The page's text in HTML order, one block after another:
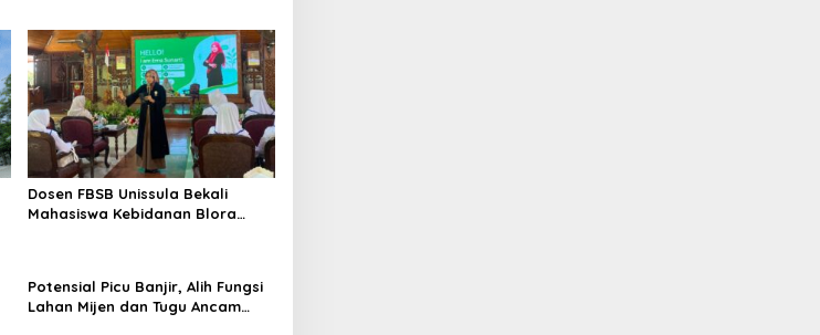
Dosen FBSB Unissula Bekali
Mahasiswa Kebidanan Blora
Potensial Picu Banjir, Alih Fungsi
Lahan Mijen dan Tugu Ancam